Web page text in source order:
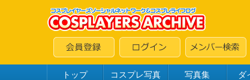
トップ コスプレ写真 写真集 ダ